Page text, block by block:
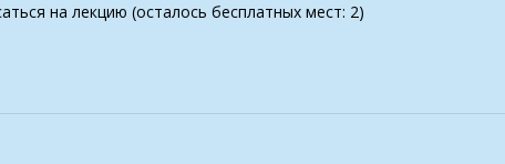
на лекцию (осталось бесплатных мест: 2)